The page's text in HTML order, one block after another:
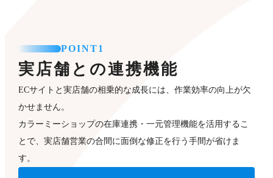
POINT1
実店舗との連携機能
ECサイトと実店舗の相乗的な成長には、作業効率の向上が欠
かせません。
カラーミーショップの在庫連携・一元管理機能を活用するこ
とで、実店舗営業の合間に面倒な修正を行う手間が省けま
す。